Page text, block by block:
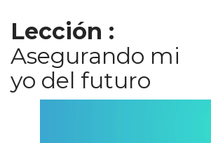
Lección :
Asegurando mi
yo del futuro